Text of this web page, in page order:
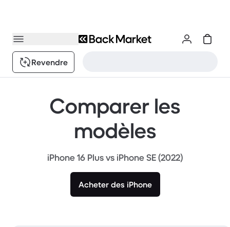
Revendre
Comparer les
modèles
iPhone 16 Plus vs iPhone SE (2022)
Acheter des iPhone